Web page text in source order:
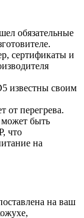
обязательные
сертификаты и
известны своим
от перегрева.
быть
что
на
на ваш